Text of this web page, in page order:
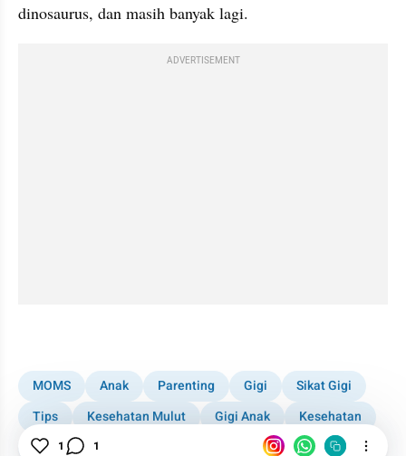
dinosaurus, dan masih banyak lagi.
ADVERTISEMENT
MOMS Anak Parenting Gigi
Sikat Gigi
Tips
Kesehatan Mulut Gigi Anak
Kesehatan
Balita1 1